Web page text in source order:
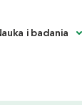
i badania